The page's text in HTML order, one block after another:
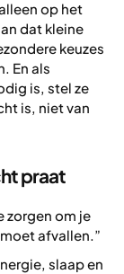
op het
dat kleine
keuzes
En als
is, stel ze
is, niet van
praat
zorgen om je
afvallen.”
slaap en